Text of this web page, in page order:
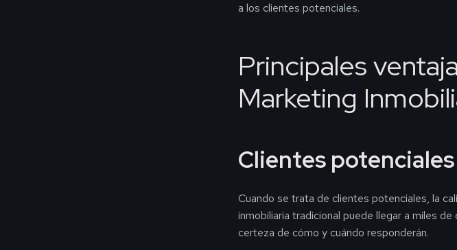
a los clientes potenciales.
Principales
Marketing
Clientes potenciales
Cuando se trata de clientes potenciales, la
inmobiliaria tradicional puede llegar a miles
certeza de cómo y cuándo responderán.